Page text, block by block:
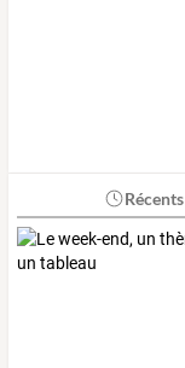
Récents